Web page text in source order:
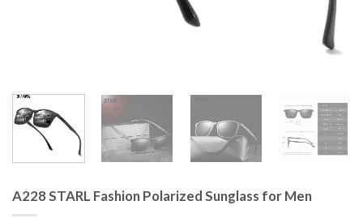
A228 STARL Fashion Polarized Sunglass for Men